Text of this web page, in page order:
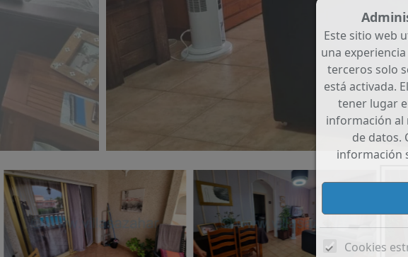
Este sitio web
una
terceros solo
está activada.
tener lugar
información al
de datos.
información
Cookies